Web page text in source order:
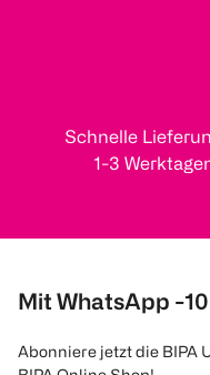
Schnelle
1-3
Mit WhatsApp -
Abonniere jetzt die BIPA